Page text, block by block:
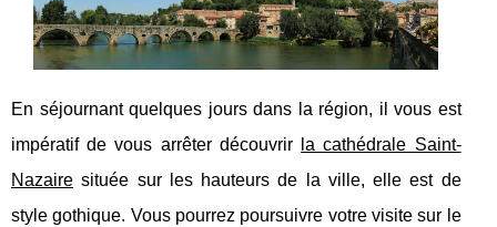
En séjournant quelques jours dans la région, il vous est
impératif de vous arrêter découvrir
la cathédrale Saint-
Nazaire située sur les hauteurs de la ville, elle est de
style gothique. Vous pourrez poursuivre votre visite sur le